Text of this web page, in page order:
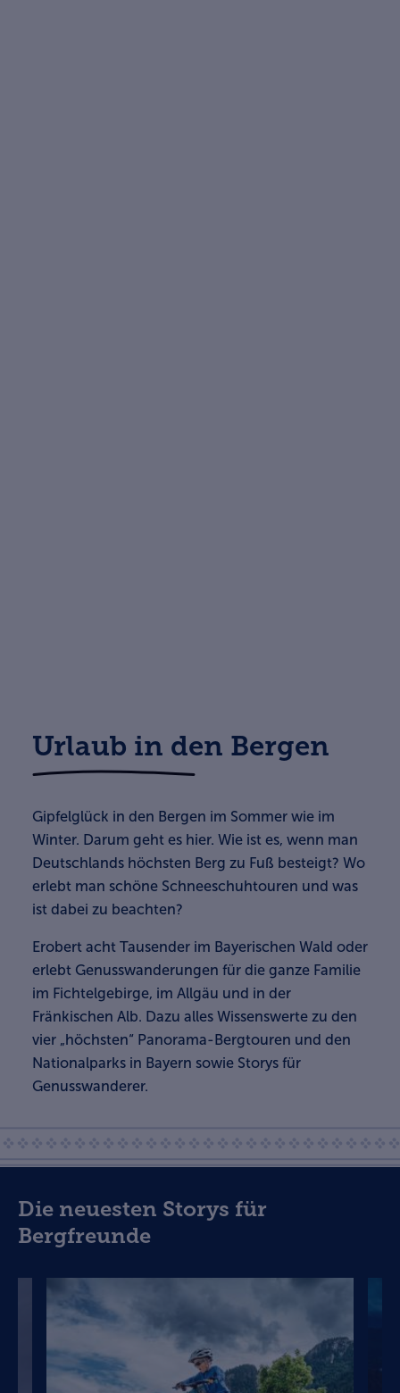
Urlaub in den Bergen
Gipfelglück in den Bergen im Sommer wie im
Winter. Darum geht es hier. Wie ist es, wenn man
Deutschlands höchsten Berg zu Fuß besteigt? Wo
erlebt man schöne Schneeschuhtouren und was
ist dabei zu beachten?
Erobert acht Tausender im Bayerischen Wald oder
erlebt Genusswanderungen für die ganze Familie
im Fichtelgebirge, im Allgäu und in der
Fränkischen Alb. Dazu alles Wissenswerte zu den
vier „höchsten“ Panorama-Bergtouren und den
Nationalparks in Bayern sowie Storys für
Genusswanderer.
Die neuesten Storys für
Bergfreunde